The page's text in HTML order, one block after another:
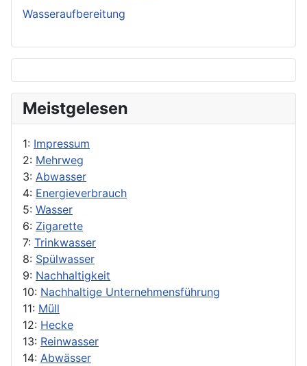
Wasseraufbereitung
Meistgelesen
1: Impressum
2: Mehrweg
3: Abwasser
4: Energieverbrauch
5: Wasser
6: Zigarette
7: Trinkwasser
8: Spülwasser
9: Nachhaltigkeit
10: Nachhaltige Unternehmensführung
11: Müll
12: Hecke
13: Reinwasser
14: Abwässer